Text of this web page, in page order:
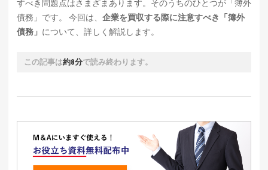
すべき問題点はさまざまあります。そのうちのひとつが「簿外
債務」です。 今回は、 企業を買収する際に注意すべき「簿外
債務」 について、詳しく解説します。
この記事は約8分で読み終わります。